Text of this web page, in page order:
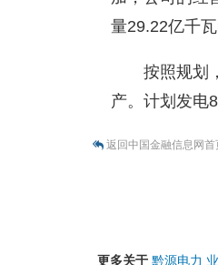
量29.22亿千
按照规划
产。计划发电
返回中国金融信息网首
更多关于 黔源电力